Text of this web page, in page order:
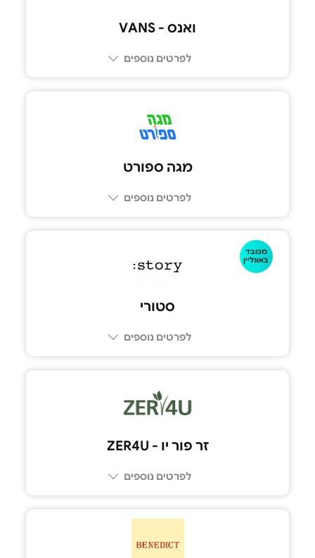
ואנס - VANS
לפרטים נוספים
מגה ספורט
לפרטים נוספים
מכובד
באונליין
סטורי
לפרטים נוספים
זר פור יו - ZER4U
לפרטים נוספים